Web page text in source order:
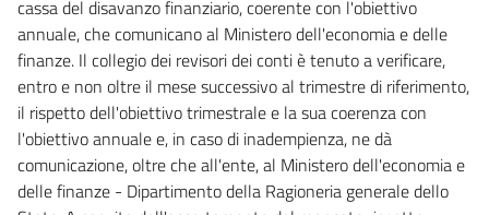
cassa del disavanzo finanziario, coerente con l'obiettivo
annuale, che comunicano al Ministero dell'economia e delle
finanze. Il collegio dei revisori dei conti è tenuto a verificare,
entro e non oltre il mese successivo al trimestre di riferimento,
il rispetto dell'obiettivo trimestrale e la sua coerenza con
l'obiettivo annuale e, in caso di inadempienza, ne dà
comunicazione, oltre che all'ente, al Ministero dell'economia e
delle finanze - Dipartimento della Ragioneria generale dello